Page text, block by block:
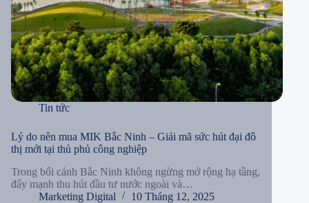
Tin tức
Lý do nên mua MIK Bắc Ninh – Giải mã sức hút đại đô
thị mới tại thủ phủ công nghiệp
Trong bối cảnh Bắc Ninh không ngừng mở rộng hạ tầng,
đẩy mạnh thu hút đầu tư nước ngoài và…
Marketing Digital
10 Tháng 12, 2025